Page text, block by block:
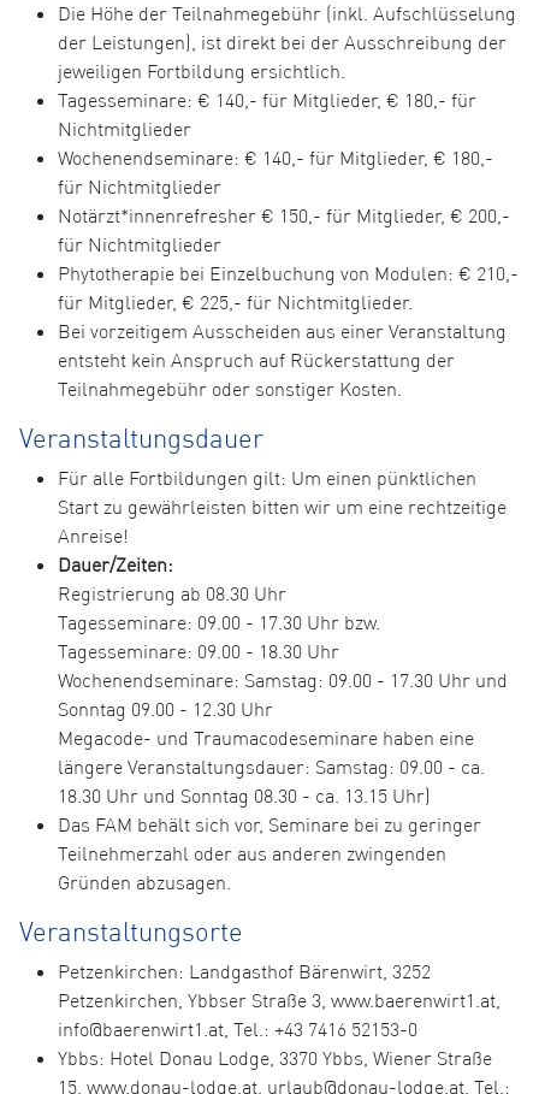
Die Höhe der Teilnahmegebühr (inkl. Aufschlüsselung
der Leistungen), ist direkt bei der Ausschreibung der
jeweiligen Fortbildung ersichtlich.
Tagesseminare: € 140,- für Mitglieder, € 180,- für
Nichtmitglieder
Wochenendseminare: € 140,- für Mitglieder, € 180,-
für Nichtmitglieder
Notärzt*innenrefresher € 150,- für Mitglieder, € 200,-
für Nichtmitglieder
Phytotherapie bei Einzelbuchung von Modulen: € 210,-
für Mitglieder, € 225,- für Nichtmitglieder.
Bei vorzeitigem Ausscheiden aus einer Veranstaltung
entsteht kein Anspruch auf Rückerstattung der
Teilnahmegebühr oder sonstiger Kosten.
Veranstaltungsdauer
Für alle Fortbildungen gilt: Um einen pünktlichen
Start zu gewährleisten bitten wir um eine rechtzeitige
Anreise!
Dauer/Zeiten:
Registrierung ab 08.30 Uhr
Tagesseminare: 09.00 - 17.30 Uhr bzw.
Tagesseminare: 09.00 - 18.30 Uhr
Wochenendseminare: Samstag: 09.00 - 17.30 Uhr und
Sonntag 09.00 - 12.30 Uhr
Megacode- und Traumacodeseminare haben eine
längere Veranstaltungsdauer: Samstag: 09.00 - ca.
18.30 Uhr und Sonntag 08.30 - ca. 13.15 Uhr)
Das FAM behält sich vor, Seminare bei zu geringer
Teilnehmerzahl oder aus anderen zwingenden
Gründen abzusagen.
Veranstaltungsorte
Petzenkirchen: Landgasthof Bärenwirt, 3252
Petzenkirchen, Ybbser Straße 3, www.baerenwirt1.at,
info@baerenwirt1.at, Tel.: +43 7416 52153-0
Ybbs: Hotel Donau Lodge, 3370 Ybbs, Wiener Straße
15, www.donau-lodge.at, urlaub@donau-lodge.at, Tel.: